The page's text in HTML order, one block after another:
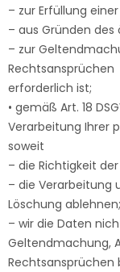
– zur Erfüllung
– aus Gründen
– zur
Rechtsansprüchen
erforderlich ist;
• gemäß Art. 18
Verarbeitung Ihrer
soweit
– die Richtigkeit
– die Verarbeitung
Löschung ablehnen;
– wir die Daten
Geltendmachung,
Rechtsansprüchen